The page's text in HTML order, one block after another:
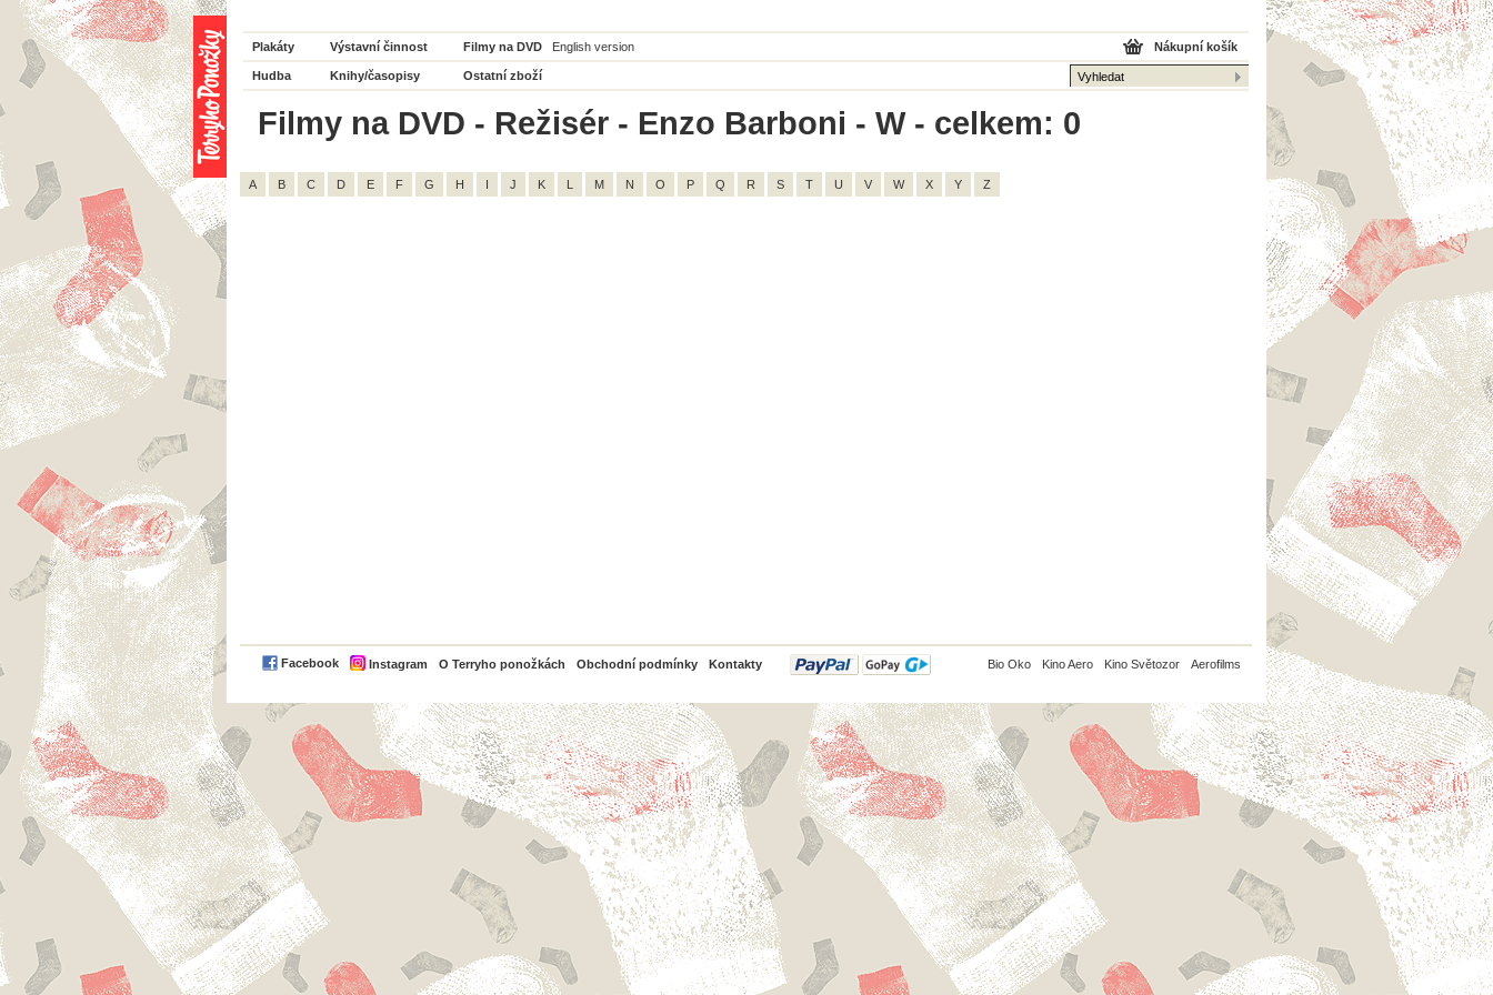
Plakáty Výstavní činnost Filmy na DVD English version
Hudba Knihy/časopisy Ostatní zboží
Nákupní košík
Filmy na DVD - Režisér - Enzo Barboni - W - celkem: 0
A B C D E F G H I J K L M N O P Q R S T U V W X Y Z
Facebook Instagram O Terryho ponožkách Obchodní podmínky Kontakty
PayPal Bio Oko Kino Aero Kino Světozor Aerofilms